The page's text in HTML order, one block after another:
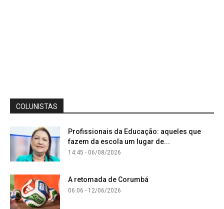
COLUNISTAS
Profissionais da Educação: aqueles que
fazem da escola um lugar de...
14:45 - 06/08/2026
A retomada de Corumbá
06:06 - 12/06/2026